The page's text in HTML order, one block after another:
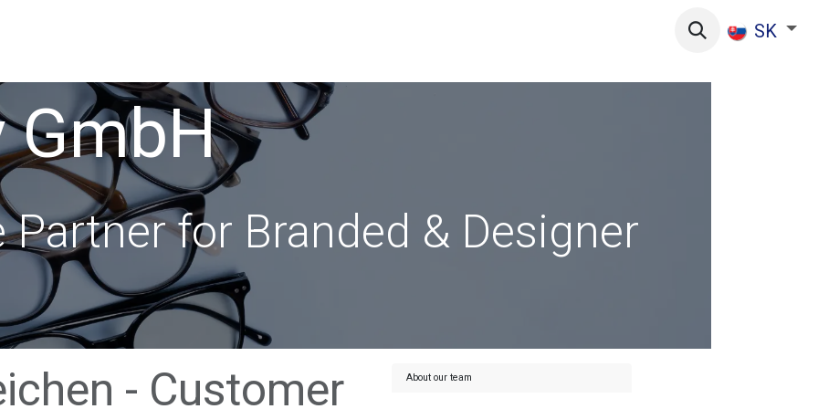
SK
GmbH
Partner for Branded & Designer
- Customer
About our team